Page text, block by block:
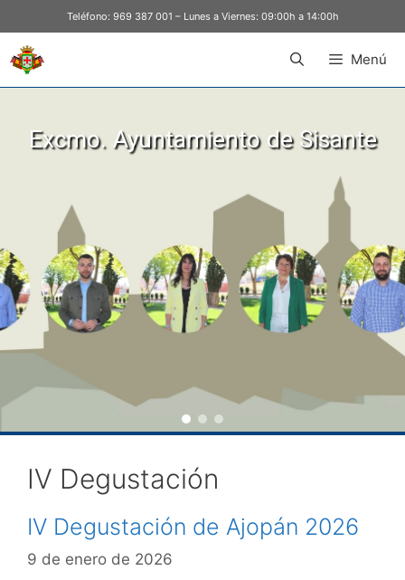
Teléfono: 969 387 001 – Lunes a Viernes: 09:00h a 14:00h
Menú
Excmo. Ayuntamiento de Sisante
IV Degustación
IV Degustación de Ajopán 2026
9 de enero de 2026